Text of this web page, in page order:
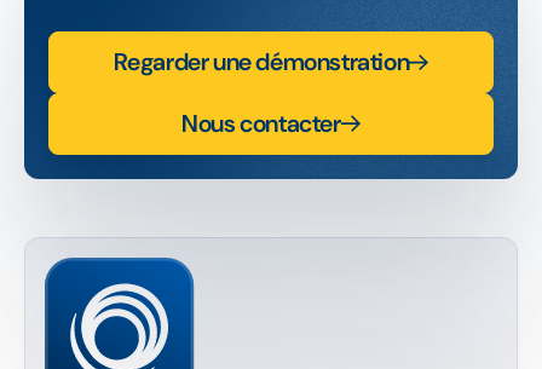
Regarder une démonstration
Nous contacter